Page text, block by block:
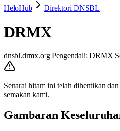
HeloHub
Direktori DNSBL
DRMX
dnsbl.drmx.org|Pengendali: DRMX|
Senarai hitam ini telah dihentikan
semakan kami.
Gambaran